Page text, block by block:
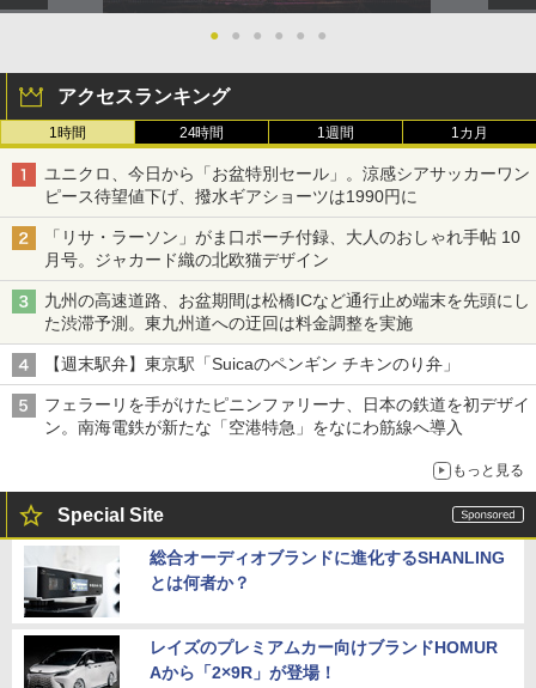
● ● ● ● ● ●
アクセスランキング
1時間 24時間 1週間 1カ月
ユニクロ、今日から「お盆特別セール」。涼感シアサッカーワン
ピース待望値下げ、撥水ギアショーツは1990円に
「リサ・ラーソン」がま口ポーチ付録、大人のおしゃれ手帖 10
月号。ジャカード織の北欧猫デザイン
九州の高速道路、お盆期間は松橋ICなど通行止め端末を先頭にし
た渋滞予測。東九州道への迂回は料金調整を実施
【週末駅弁】東京駅「Suicaのペンギン チキンのり弁」
フェラーリを手がけたピニンファリーナ、日本の鉄道を初デザイ
ン。南海電鉄が新たな「空港特急」をなにわ筋線へ導入
もっと見る
Special Site
総合オーディオブランドに進化するSHANLING
とは何者か？
レイズのプレミアムカー向けブランドHOMUR
Aから「2×9R」が登場！